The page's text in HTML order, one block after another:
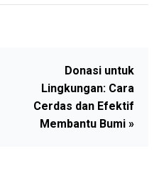
Donasi untuk
Lingkungan: Cara
Cerdas dan Efektif
Membantu Bumi »